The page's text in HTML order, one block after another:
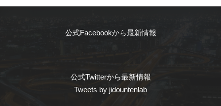
公式Facebookから最新情報
公式Twitterから最新情報
Tweets by jidountenlab